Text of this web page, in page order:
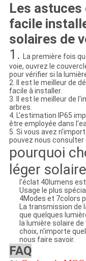
Les astuces
facile
solaires de
1. La première fois
voie, ouvrez le
pour vérifier si la
2. Il est le meilleur de
facile à installer.
3. Il est le meilleur de
arbres.
4. L'estimation IP65
être employée dans
5. Si vous avez
pouvez nous consulter
pourquoi
léger
l'éclat 40lumens
Usage le plus
4Modes et 7colors
La transmission de
que quelques
la lumière solaire
choix, n'importe
nous faire savoir.
FAQ